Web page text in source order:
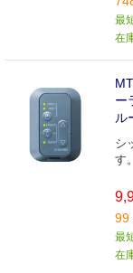
最
在
ー
ル
シ
す。
99
最
在